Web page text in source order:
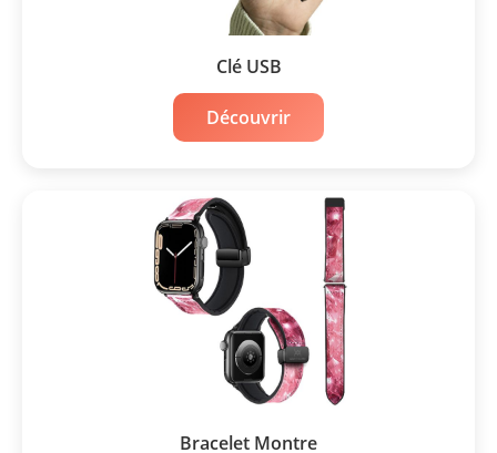
Clé USB
Découvrir
Bracelet Montre